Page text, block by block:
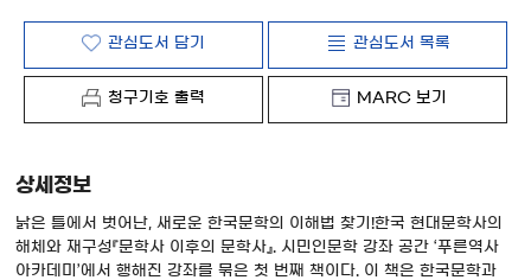
관심도서 담기 관심도서 목록
청구기호 출력 MARC 보기
상세정보
낡은 틀에서 벗어난, 새로운 한국문학의 이해법 찾기!한국 현대문학사의
해체와 재구성『문학사 이후의 문학사』. 시민인문학 강좌 공간 ‘푸른역사
아카데미’에서 행해진 강좌를 묶은 첫 번째 책이다. 이 책은 한국문학과